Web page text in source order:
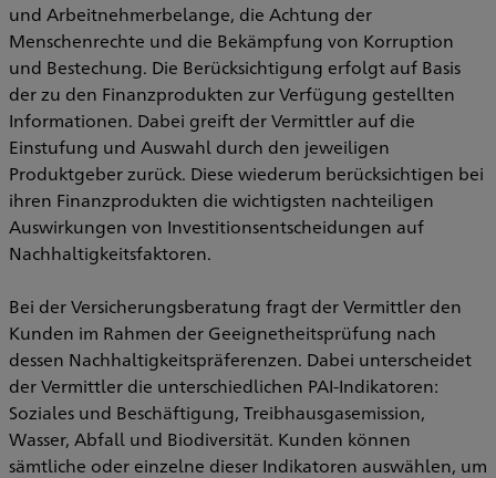
und Arbeitnehmerbelange, die Achtung der
Menschenrechte und die Bekämpfung von Korruption
und Bestechung. Die Berücksichtigung erfolgt auf Basis
der zu den Finanzprodukten zur Verfügung gestellten
Informationen. Dabei greift der Vermittler auf die
Einstufung und Auswahl durch den jeweiligen
Produktgeber zurück. Diese wiederum berücksichtigen bei
ihren Finanzprodukten die wichtigsten nachteiligen
Auswirkungen von Investitionsentscheidungen auf
Nachhaltigkeitsfaktoren.
Bei der Versicherungsberatung fragt der Vermittler den
Kunden im Rahmen der Geeignetheitsprüfung nach
dessen Nachhaltigkeitspräferenzen. Dabei unterscheidet
der Vermittler die unterschiedlichen PAI-Indikatoren:
Soziales und Beschäftigung, Treibhausgasemission,
Wasser, Abfall und Biodiversität. Kunden können
sämtliche oder einzelne dieser Indikatoren auswählen, um